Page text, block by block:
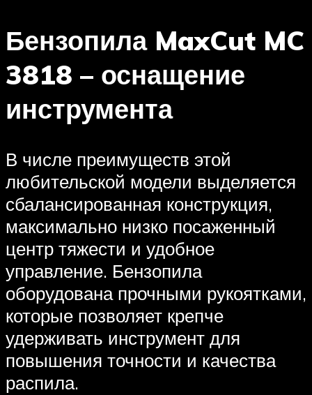
Бензопила MaxCut MC
3818 – оснащение
инструмента
В числе преимуществ этой
любительской модели выделяется
сбалансированная конструкция,
максимально низко посаженный
центр тяжести и удобное
управление. Бензопила
оборудована прочными рукоятками,
которые позволяет крепче
удерживать инструмент для
повышения точности и качества
распила.